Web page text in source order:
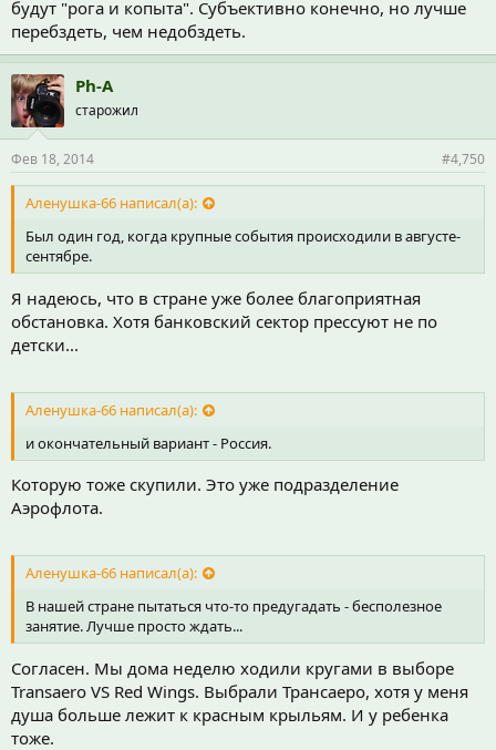
будут "рога и копыта". Субъективно конечно, но лучше
перебздеть, чем недобздеть.
Ph-A
старожил
Фев 18, 2014 #4,750
Аленушка-66 написал(а):
Был один год, когда крупные события происходили в августе-
сентябре.
Я надеюсь, что в стране уже более благоприятная
обстановка. Хотя банковский сектор прессуют не по
детски...
Аленушка-66 написал(а):
и окончательный вариант - Россия.
Которую тоже скупили. Это уже подразделение
Аэрофлота.
Аленушка-66 написал(а):
В нашей стране пытаться что-то предугадать - бесполезное
занятие. Лучше просто ждать...
Согласен. Мы дома неделю ходили кругами в выборе
Transaero VS Red Wings. Выбрали Трансаеро, хотя у меня
душа больше лежит к красным крыльям. И у ребенка
тоже.